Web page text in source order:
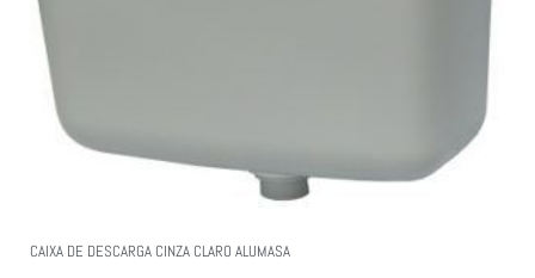
CAIXA DE DESCARGA CINZA CLARO ALUMASA